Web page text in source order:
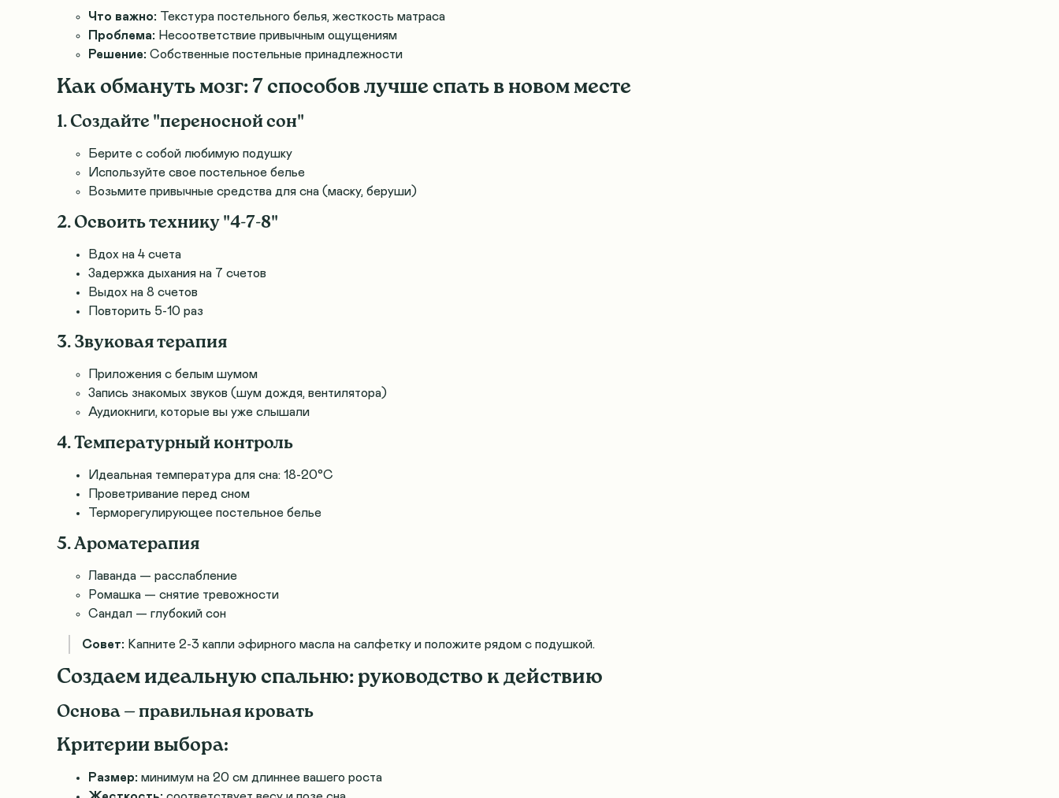
Что важно: Текстура постельного белья, жесткость матраса
Проблема: Несоответствие привычным ощущениям
Решение: Собственные постельные принадлежности
Как обмануть мозг: 7 способов лучше спать в новом месте
1. Создайте "переносной сон"
Берите с собой любимую подушку
Используйте свое постельное белье
Возьмите привычные средства для сна (маску, беруши)
2. Освоить технику "4-7-8"
Вдох на 4 счета
Задержка дыхания на 7 счетов
Выдох на 8 счетов
Повторить 5-10 раз
3. Звуковая терапия
Приложения с белым шумом
Запись знакомых звуков (шум дождя, вентилятора)
Аудиокниги, которые вы уже слышали
4. Температурный контроль
Идеальная температура для сна: 18-20°C
Проветривание перед сном
Терморегулирующее постельное белье
5. Ароматерапия
Лаванда — расслабление
Ромашка — снятие тревожности
Сандал — глубокий сон
Совет: Капните 2-3 капли эфирного масла на салфетку и положите рядом с подушкой.
Создаем идеальную спальню: руководство к действию
Основа — правильная кровать
Критерии выбора:
Размер: минимум на 20 см длиннее вашего роста